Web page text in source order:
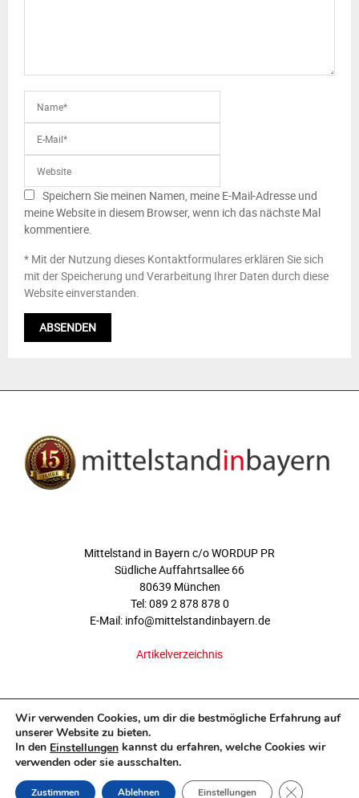
Speichern Sie meinen Namen, meine E-Mail-Adresse und
meine Website in diesem Browser, wenn ich das nächste Mal
kommentiere.
* Mit der Nutzung dieses Kontaktformulares erklären Sie sich
mit der Speicherung und Verarbeitung Ihrer Daten durch diese
Website einverstanden.
Mittelstand in Bayern c/o WORDUP PR
Südliche Auffahrtsallee 66
80639 München
Tel: 089 2 878 878 0
E-Mail: info@mittelstandinbayern.de
Artikelverzeichnis
Wir verwenden Cookies, um dir die bestmögliche Erfahrung auf
unserer Website zu bieten.
In den Einstellungen kannst du erfahren, welche Cookies wir
verwenden oder sie ausschalten.
Zustimmen Ablehnen Einstellungen GDPR